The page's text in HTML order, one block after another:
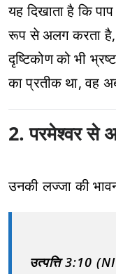
यह दिखाता है कि
रूप से अलग करता है,
दृष्टिकोण को भी
का प्रतीक था, वह
2. परमेश्वर से
उनकी लज्जा की
उत्पत्ति 3:10